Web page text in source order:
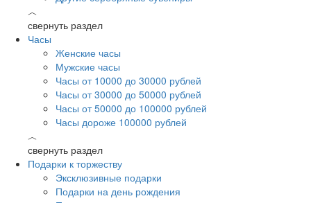
︿
свернуть раздел
Часы
Женские часы
Мужские часы
Часы от 10000 до 30000 рублей
Часы от 30000 до 50000 рублей
Часы от 50000 до 100000 рублей
Часы дороже 100000 рублей
︿
свернуть раздел
Подарки к торжеству
Эксклюзивные подарки
Подарки на день рождения